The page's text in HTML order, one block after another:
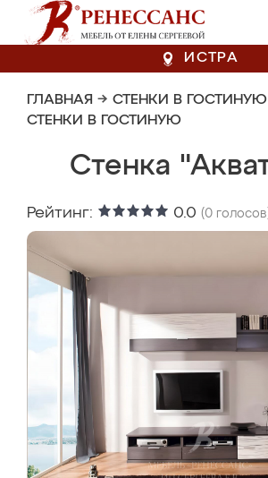
ИСТРА
ГЛАВНАЯ → СТЕНКИ В ГОСТИНУЮ
СТЕНКИ В ГОСТИНУЮ
Стенка
Рейтинг: 0.0 (0